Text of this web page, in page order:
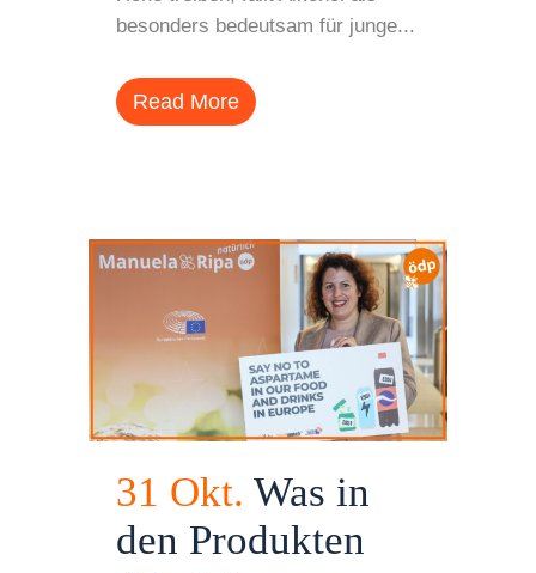
besonders bedeutsam für junge...
Read More
31 Okt. Was in
den Produkten